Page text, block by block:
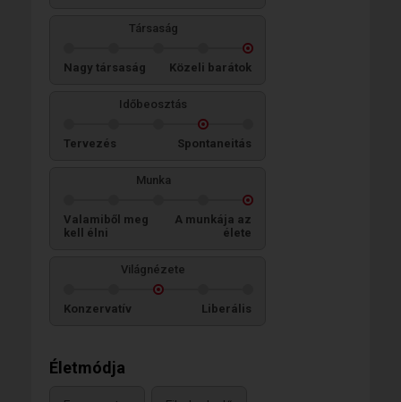
Társaság
Nagy társaság Közeli barátok
Időbeosztás
Tervezés Spontaneitás
Munka
Valamiből meg
kell élni
A munkája az
élete
Világnézete
Konzervatív Liberális
Életmódja